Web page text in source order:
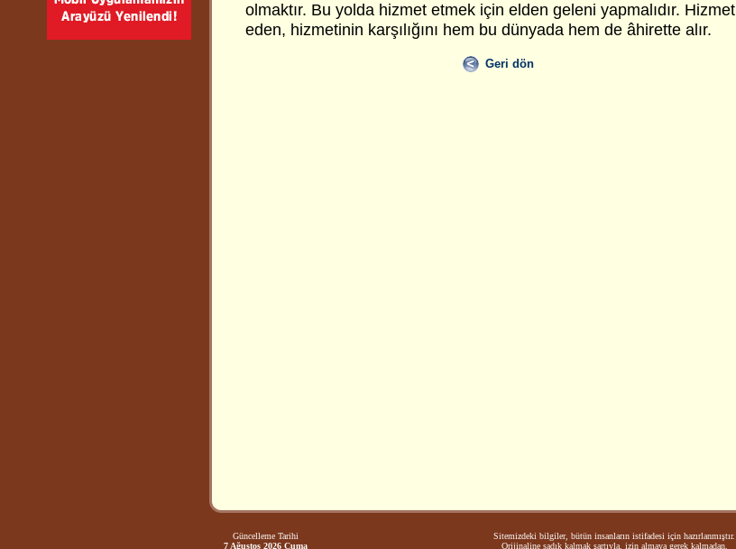
olmaktır. Bu yolda hizmet etmek için elden geleni yapmalıdır. Hizmet
eden, hizmetinin karşılığını hem bu dünyada hem de âhirette alır.
Geri dön
Güncelleme Tarihi
7 Ağustos 2026 Cuma
Sitemizdeki bilgiler, bütün insanların istifadesi için hazırlanmıştır.
Orijinaline sadık kalmak şartıyla, izin almaya gerek kalmadan,